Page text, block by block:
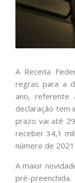
A Receita
regras para a
ano, referente
declaração tem
prazo vai até
receber 34,1
número de 2021.
A maior
pré-